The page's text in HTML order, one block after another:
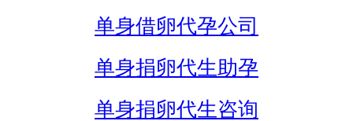
单身借卵代孕公司
单身捐卵代生助孕
单身捐卵代生咨询